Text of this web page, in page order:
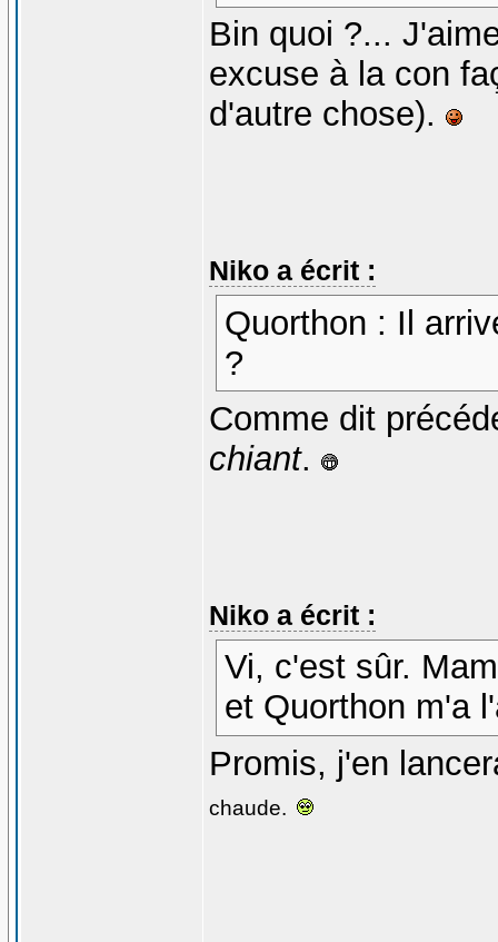
Bin quoi ?...
excuse à la con
d'autre chose).
Niko a écrit :
Quorthon : Il
?
Comme dit
chiant.
Niko a écrit :
Vi, c'est sûr.
et Quorthon m'a
Promis, j'en
chaude.